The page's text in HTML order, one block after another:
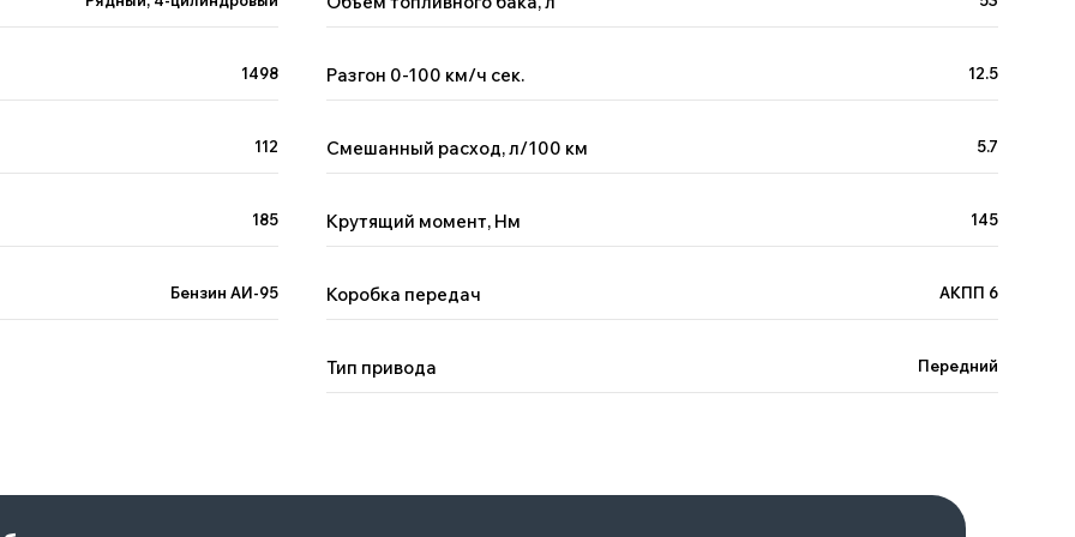
1498
112
185
Бензин АИ-95
Разгон 0-100 км/ч сек. 12.5
Смешанный расход, л/100 км 5.7
Крутящий момент, Нм 145
Коробка передач АКПП 6
Тип привода Передний